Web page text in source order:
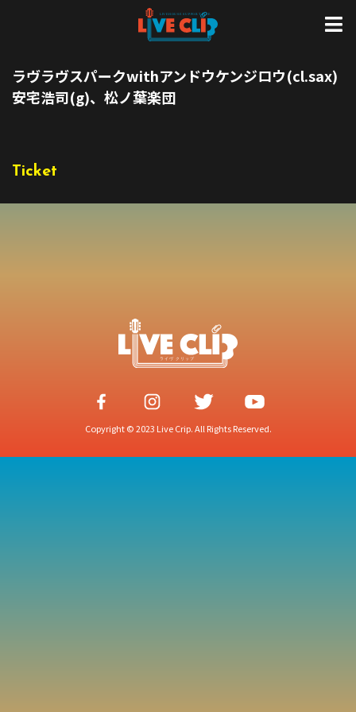
ラヴラヴスパークwithアンドウケンジロウ(cl.sax)
安宅浩司(g)、松ノ葉楽団
Ticket
Copyright © 2023 Live Crip. All Rights Reserved.